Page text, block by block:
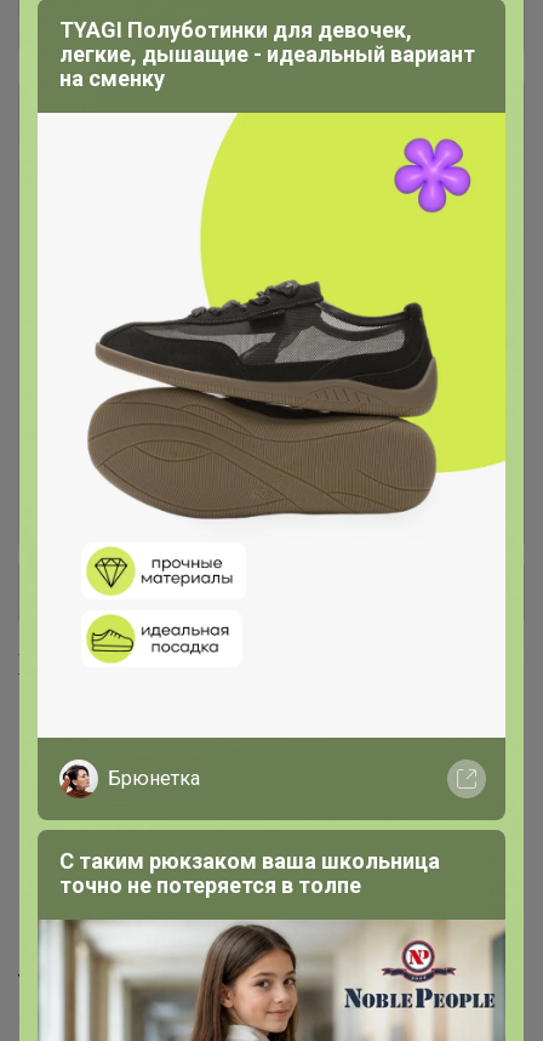
Общий каталог
Аксессуары для распива 65
Аромасаше. СПРЕИ для дома
ВОСК насыпной
Женская наливная парфюмерия
Мерцающая соль
Мужская наливная парфюмерия
Хиты продаж
29р
Tiny Спрей металлический
серебряного цвета + крышка
29р
Tiny Спрей металлический
золотого цвета + крышка 3
мл
TYAGI Полуботинки для девочек,
легкие, дышащие - идеальный вариант
на сменку
Брюнетка
С таким рюкзаком ваша школьница
точно не потеряется в толпе